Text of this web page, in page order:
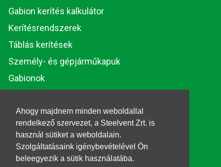
Ahogy majdnem minden weboldallal
rendelkező szervezet, a Steelvent Zrt. is
használ sütiket a weboldalain.
Szolgáltatásaink igénybevételével Ön
beleegyezik a sütik használatába.
Gabion kerítés kalkulátor
Kerítésrendszerek
Táblás kerítések
Személy- és gépjárműkapuk
Gabionok
© 2026. Steelvent.hu
Minden jog fenntartva.